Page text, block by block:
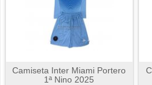
Camiseta Inter Miami Portero
1ª Nino 2025